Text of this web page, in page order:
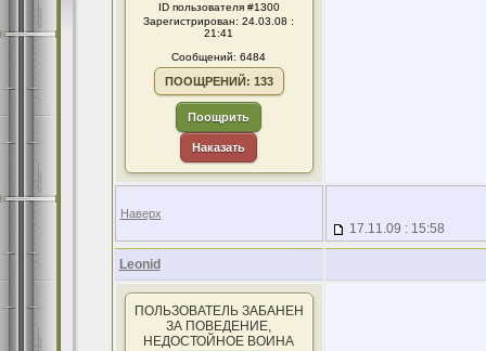
ID пользователя #1300
Зарегистрирован: 24.03.08 :
21:41
Сообщений: 6484
ПООЩРЕНИЙ: 133
Поощрить
Наказать
Наверх
17.11.09 : 15:58
Leonid
ПОЛЬЗОВАТЕЛЬ ЗАБАНЕН
ЗА ПОВЕДЕНИЕ,
НЕДОСТОЙНОЕ ВОИНА